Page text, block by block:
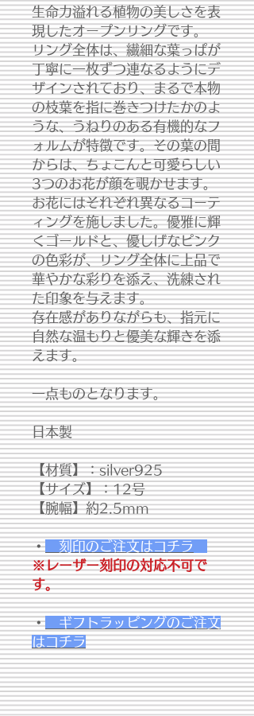
生命力溢れる植物の美しさを表
現したオープンリングです。
リング全体は、繊細な葉っぱが
丁寧に一枚ずつ連なるようにデ
ザインされており、まるで本物
の枝葉を指に巻きつけたかのよ
うな、うねりのある有機的なフ
ォルムが特徴です。その葉の間
からは、ちょこんと可愛らしい
3つのお花が顔を覗かせます。
お花にはそれぞれ異なるコーテ
ィングを施しました。優雅に輝
くゴールドと、優しげなピンク
の色彩が、リング全体に上品で
華やかな彩りを添え、洗練され
た印象を与えます。
存在感がありながらも、指元に
自然な温もりと優美な輝きを添
えます。
一点ものとなります。
日本製
【材質】：silver925
【サイズ】：12号
【腕幅】約2.5mm
・
刻印のご注文はコチラ
※レーザー刻印の対応不可で
す。
・ ギフトラッピングのご注文
はコチラ